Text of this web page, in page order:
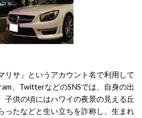
リサ」というアカウント名で利用して
、TwitterなどのSNSでは、自身の出
子供の頃にはハワイの夜景の見える丘
ったなどと生い立ちを詐称し、生まれ